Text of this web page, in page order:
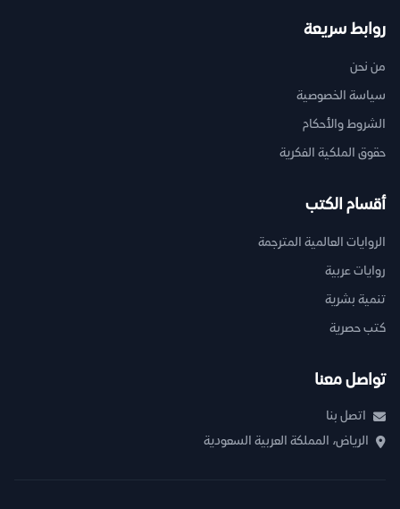
روابط سريعة
من نحن
سياسة الخصوصية
الشروط والأحكام
حقوق الملكية الفكرية
أقسام الكتب
الروايات العالمية المترجمة
روايات عربية
تنمية بشرية
كتب حصرية
تواصل معنا
اتصل بنا
الرياض، المملكة العربية السعودية